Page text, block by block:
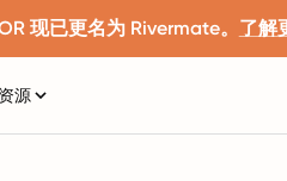
现已更名为 Rivermate。 了解
资源